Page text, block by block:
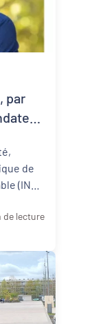
par
de
(INR)
de lecture